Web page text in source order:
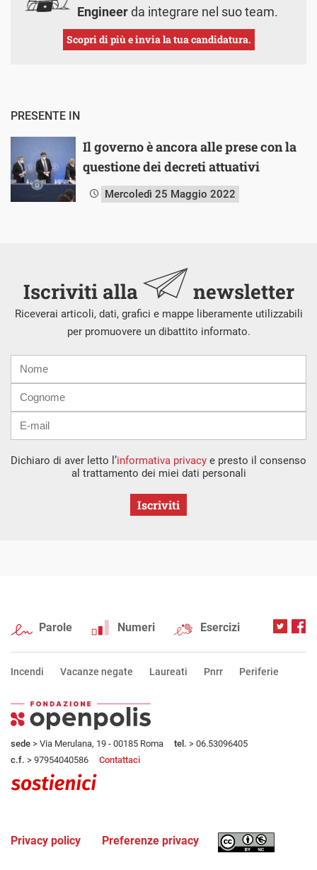
Engineerda integrare nel suo team.
Scopri di più e invia la tua candidatura.
PRESENTE IN
Il governo è ancora alle prese con la
questione dei decreti attuativi
Mercoledì 25 Maggio 2022
Iscriviti alla newsletter
Riceverai articoli, dati, grafici e mappe liberamente utilizzabili
per promuovere un dibattito informato.
mail
Dichiaro di aver letto l’informativa privacy e presto il consenso
al trattamento dei miei dati personali
Iscriviti
Parole Numeri Esercizi
Incendi Vacanze negate Laureati Pnrr Periferie
sede > Via Merulana, 19 - 00185 Roma tel. > 06.53096405
c.f. > 97954040586 Contattaci
Privacy policy Preferenze privacy